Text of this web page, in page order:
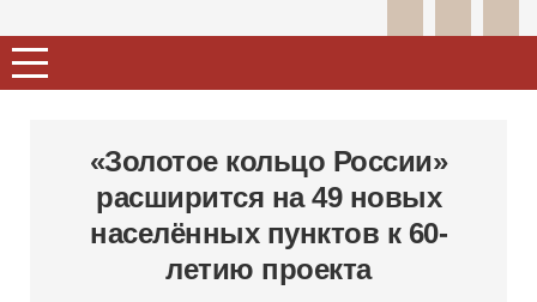
«Золотое кольцо России»
расширится на 49 новых
населённых пунктов к 60-
летию проекта